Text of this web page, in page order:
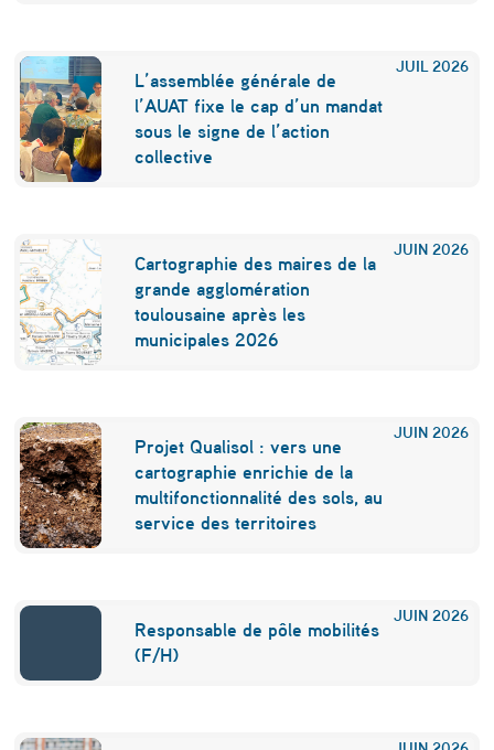
m
i
n
é
s
d
e
l
u
s
i
n
o
t
c
JUIL 2026
L’assemblée générale de
l’AUAT fixe le cap d’un mandat
sous le signe de l’action
collective
JUIN 2026
Cartographie des maires de la
grande agglomération
toulousaine après les
municipales 2026
JUIN 2026
Projet Qualisol : vers une
cartographie enrichie de la
multifonctionnalité des sols, au
service des territoires
JUIN 2026
Responsable de pôle mobilités
(F/H)